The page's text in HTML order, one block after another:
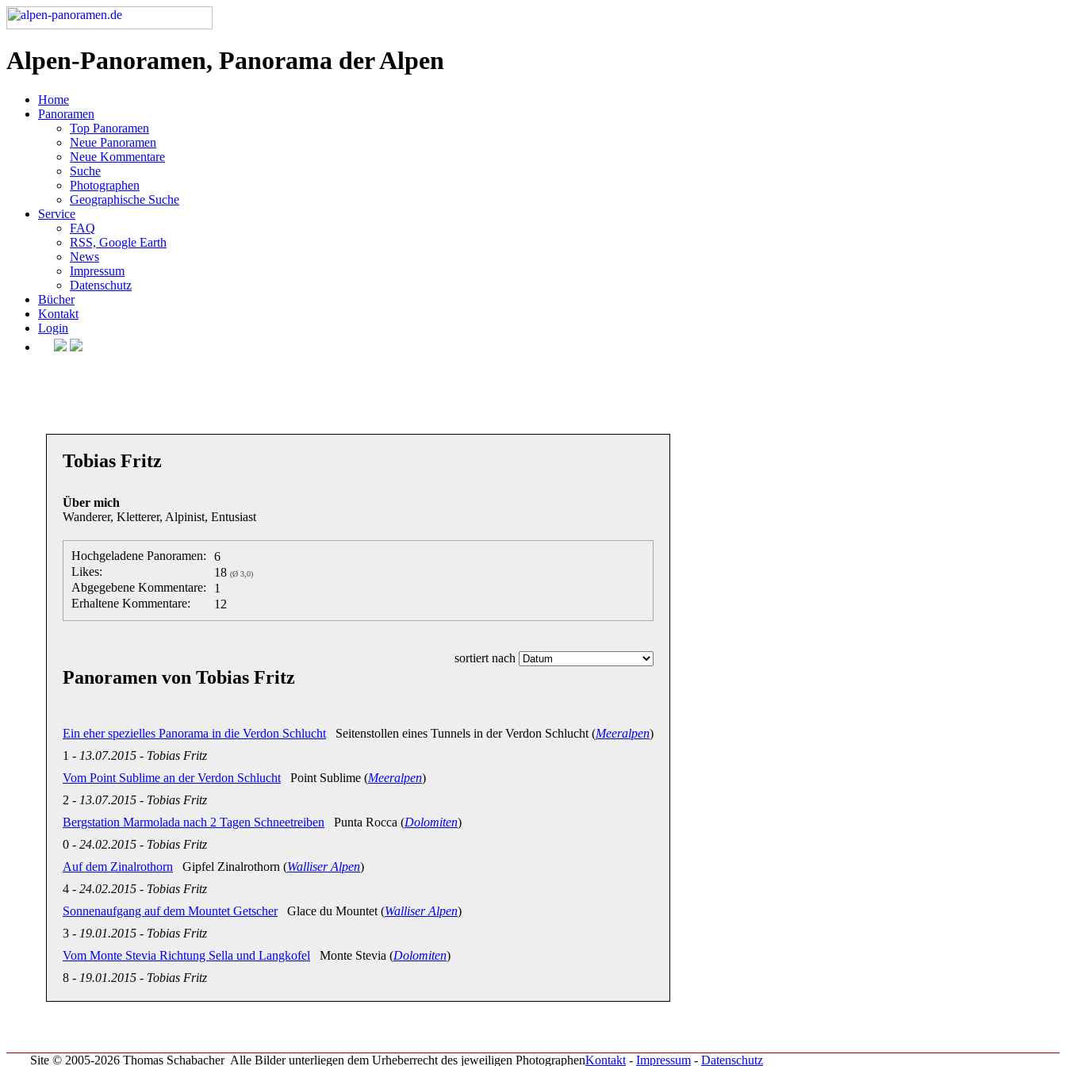
Alpen-Panoramen, Panorama der Alpen
Home
Panoramen
Top Panoramen
Neue Panoramen
Neue Kommentare
Suche
Photographen
Geographische Suche
Service
FAQ
RSS, Google Earth
News
Impressum
Datenschutz
Bücher
Kontakt
Login
Tobias Fritz
Über mich
Wanderer, Kletterer, Alpinist, Entusiast
Hochgeladene Panoramen:
6
Likes:
18 (Ø 3,0)
Abgegebene Kommentare:
1
Erhaltene Kommentare:
12
Panoramen von Tobias Fritz
sortiert nach
Ein eher spezielles Panorama in die Verdon Schlucht Seitenstollen eines Tunnels in der Verdon Schlucht (Meeralpen)
1 - 13.07.2015 - Tobias Fritz
Vom Point Sublime an der Verdon Schlucht Point Sublime (Meeralpen)
2 - 13.07.2015 - Tobias Fritz
Bergstation Marmolada nach 2 Tagen Schneetreiben Punta Rocca (Dolomiten)
0 - 24.02.2015 - Tobias Fritz
Auf dem Zinalrothorn Gipfel Zinalrothorn (Walliser Alpen)
4 - 24.02.2015 - Tobias Fritz
Sonnenaufgang auf dem Mountet GetscherGlace du Mountet (Walliser Alpen)
3 - 19.01.2015 - Tobias Fritz
Vom Monte Stevia Richtung Sella und Langkofel Monte Stevia (Dolomiten)
8 - 19.01.2015 - Tobias Fritz
Site © 2005-2026 Thomas Schabacher Alle Bilder unterliegen dem Urheberrecht des jeweiligen PhotographenKontakt - Impressum - Datenschutz